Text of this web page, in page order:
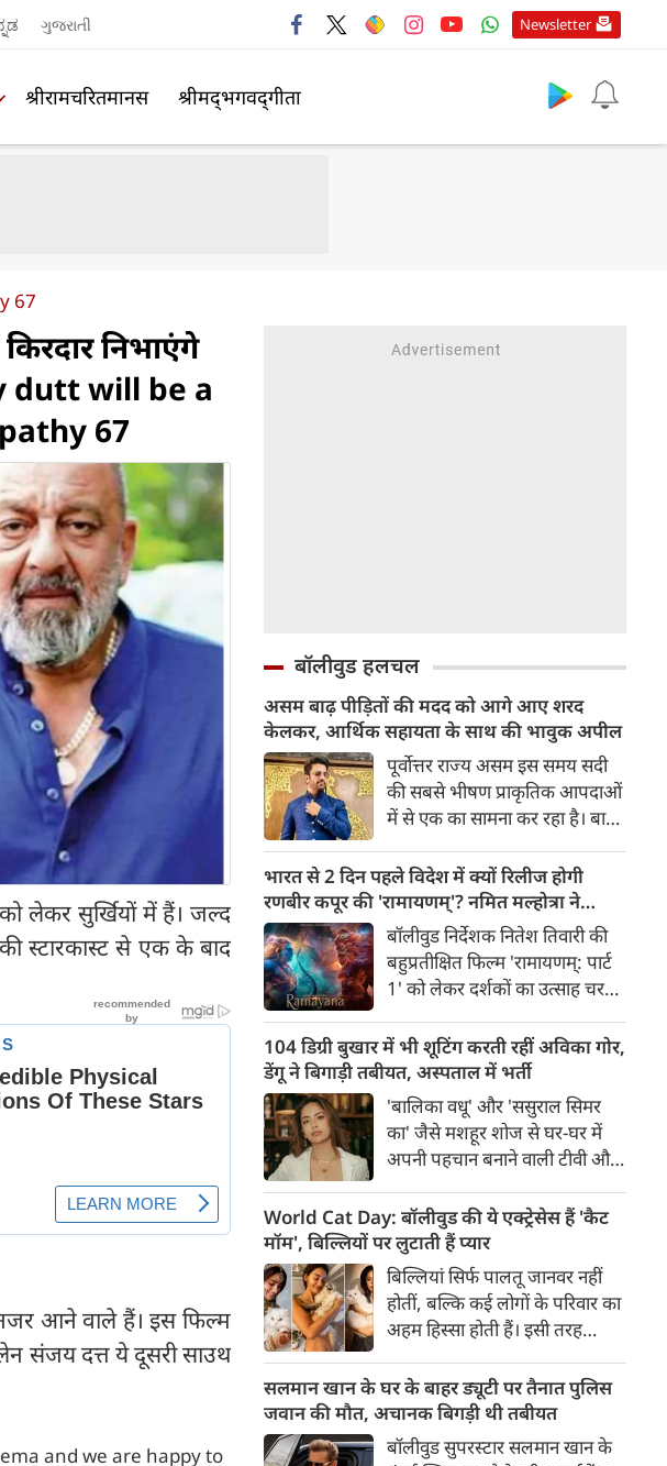
ગુજરાતી Newsletter
श्रीरामचरितमानस श्रीमद्‍भगवद्‍गीता
67
निभाएंगे
dutt will be a
67
लेकर सुर्खियों में हैं। जल्द
स्टारकास्ट से एक के बाद
आने वाले हैं। इस फिल्म
संजय दत्त ये दूसरी साउथ
and we are happy to
बॉलीवुड हलचल
असम बाढ़ पीड़ितों की मदद को आगे आए शरद
केलकर, आर्थिक सहायता के साथ की भावुक अपील
पूर्वोत्तर राज्य असम इस समय सदी
की सबसे भीषण प्राकृतिक आपदाओं
में से एक का सामना कर रहा है। बाढ़
को अस्त-व्यस्त कर दिया है। जहां
एक तरफ राज्य के कई जिले पानी में
डूब चुके हैं और लोग बुनियादी चीज़ों
के लिए तरस रहे हैं, वहीं दूसरी तरफ
इस मुश्किल समय में मनोरंजन जगत
से मदद के हाथ भी आगे बढ़ने लगे हैं।
भारत से 2 दिन पहले विदेश में क्यों रिलीज होगी
रणबीर कपूर की 'रामायणम्'? नमित मल्होत्रा ने
बताया रिलीज प्लानबॉलीवुड निर्देशक नितेश तिवारी की
बहुप्रतीक्षित फिल्म 'रामायणम्: पार्ट
1' को लेकर दर्शकों का उत्साह चरम
ट्रेलर के बाद हाल ही में जारी किए गए
अंग्रेजी ट्रेलर ने बॉक्स ऑफिस और
सोशल मीडिया पर तहलका मचा दिया
है।
104 डिग्री बुखार में भी शूटिंग करती रहीं अविका गोर,
डेंगू ने बिगाड़ी तबीयत, अस्पताल में भर्ती
'बालिका वधू' और 'ससुराल सिमर
का' जैसे मशहूर शोज से घर-घर में
अपनी पहचान बनाने वाली टीवी और
शॉकिंग खबर सामने आई है। पिछले
पांच दिनों से 103-104 डिग्री के
खतरनाक बुखार से जूझ रहीं अविका
को डेंगू की पुष्टि होने के बाद मुंबई के
एक अस्पताल में भर्ती कराया गया है।
World Cat Day: बॉलीवुड की ये एक्ट्रेसेस हैं 'कैट
मॉम', बिल्लियों पर लुटाती हैं प्यार
बिल्लियां सिर्फ पालतू जानवर नहीं
होतीं, बल्कि कई लोगों के परिवार का
अहम हिस्सा होती हैं। इसी तरह
अपनी प्यारी बिल्लियों के साथ खास
रिश्ता साझा करती हैं और अक्सर
सोशल मीडिया पर उनके साथ बिताए
सलमान खान के घर के बाहर ड्यूटी पर तैनात पुलिस
जवान की मौत, अचानक बिगड़ी थी तबीयत
बॉलीवुड सुपरस्टार सलमान खान के